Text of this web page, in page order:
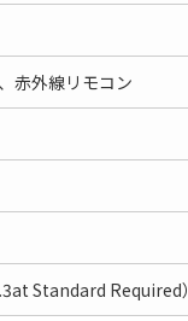
赤外線リモコン
Standard Required）